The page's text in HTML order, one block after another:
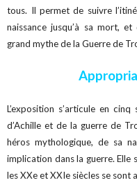
tous. Il permet de suivre
naissance jusqu’à sa mort,
grand mythe de la Guerre de
L’exposition s’articule en
d’Achille et de la guerre de
héros mythologique, de sa
implication dans la guerre. Elle
les XXe et XXIe siècles se sont